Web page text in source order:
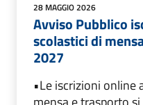
28 MAGGIO 2026
Avviso Pubblico
scolastici di
2027
•Le iscrizioni online